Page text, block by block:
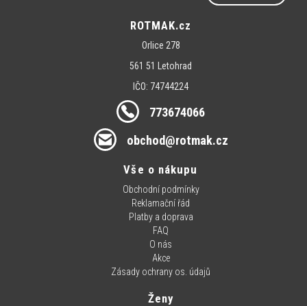
ROTMAK.cz
Orlice 278
561 51 Letohrad
IČO: 74744224
773674066
obchod@rotmak.cz
Vše o nákupu
Obchodní podmínky
Reklamační řád
Platby a doprava
FAQ
O nás
Akce
Zásady ochrany os. údajů
Ženy